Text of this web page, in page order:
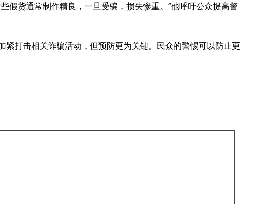
货通常制作精良，一旦受骗，损失惨重。”他呼吁公众提高警
打击相关诈骗活动，但预防更为关键。民众的警惕可以防止更